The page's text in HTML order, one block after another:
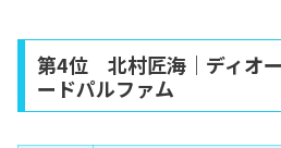
第4位 北村匠海｜ディオ
ードパルファム